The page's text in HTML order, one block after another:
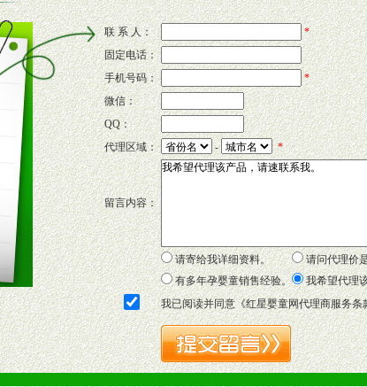
及适应市场变化。
三折页及宣传礼品全面配赠，免费提供软硬性平面广告、电台广
营手续，采取统一底价供货、严格保证区域市场独占，杜绝串货
，财务以帐单，税务发票，产品质量报告检测单，产品批号；
家顾问团提供专柜、社区、HS、名人营销等各种模式市场实战操
任务返利。
企划、咨询、培训等企业售后服务。
，使经销商市场操作全程无忧。
食品相关渠道者。
道德，良好的商誉，良好的市场网络的公司及销售自然人。
联 系 人：
*
固定电话：
手机号码：
*
微信：
QQ：
代理区域：
- *
留言内容：
请寄给我详细资料。
请问代理价
有多年孕婴童销售经验。
我希望代理
我已阅读并同意《红星婴童网代理商服务条